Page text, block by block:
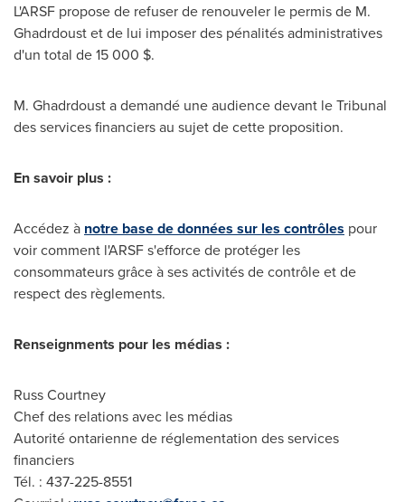
L'ARSF propose de refuser de renouveler le permis de M.
Ghadrdoust et de lui imposer des pénalités administratives
d'un total de 15 000 $.
M. Ghadrdoust a demandé une audience devant le Tribunal
des services financiers au sujet de cette proposition.
En savoir plus :
Accédez à notre base de données sur les contrôles pour
voir comment l'ARSF s'efforce de protéger les
consommateurs grâce à ses activités de contrôle et de
respect des règlements.
Renseignments pour les médias :
Russ Courtney
Chef des relations avec les médias
Autorité ontarienne de réglementation des services
financiers
Tél. : 437-225-8551